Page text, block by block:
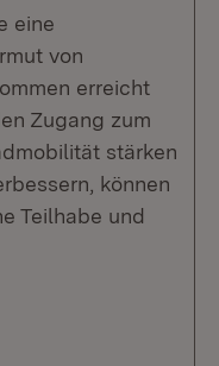
eine
von
erreicht
Zugang zum
stärken
können
Teilhabe und